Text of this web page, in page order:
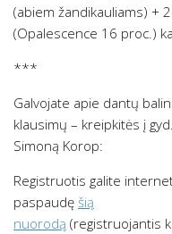
(abiem žandikauliams) +
(Opalescence 16 proc.)
***
Galvojate apie dantų
klausimų – kreipkitės į
Simoną Korop:
Registruotis galite
paspaudę šią
nuorodą (registruojantis